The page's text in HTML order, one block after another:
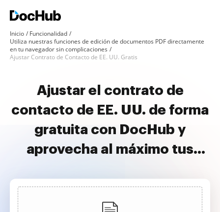
Inicio
Funcionalidad
Utiliza nuestras funciones de edición de documentos PDF directamente
en tu navegador sin complicaciones
Ajustar Contrato de Contacto de EE. UU. Gratis
Ajustar el contrato de
contacto de EE. UU. de forma
gratuita con DocHub y
aprovecha al máximo tus